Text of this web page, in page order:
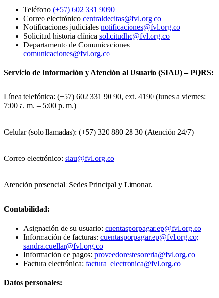
Teléfono (+57) 602 331 9090
Correo electrónico centraldecitas@fvl.org.co
Notificaciones judiciales notificaciones@fvl.org.co
Solicitud historia clínica solicitudhc@fvl.org.co
Departamento de Comunicaciones
comunicaciones@fvl.org.co
Servicio de Información y Atención al Usuario (SIAU) – PQRS:
Línea telefónica: (+57) 602 331 90 90, ext. 4190 (lunes a viernes:
7:00 a. m. – 5:00 p. m.)
Celular (solo llamadas): (+57) 320 880 28 30 (Atención 24/7)
Correo electrónico: siau@fvl.org.co
Atención presencial: Sedes Principal y Limonar.
Contabilidad:
Asignación de su usuario: cuentasporpagar.ep@fvl.org.co
Información de facturas: cuentasporpagar.ep@fvl.org.co;
sandra.cuellar@fvl.org.co
Información de pagos: proveedorestesoreria@fvl.org.co
Factura electrónica: factura_electronica@fvl.org.co
Datos personales: